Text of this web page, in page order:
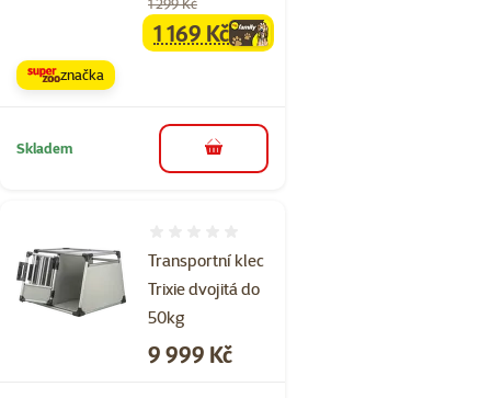
familycena
1 169 Kč
značka
Skladem do košíku
Transportní klec
Trixie dvojitá do
50kg
Cena
9 999 Kč